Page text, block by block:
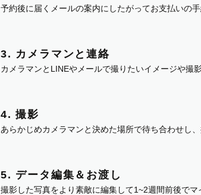
予約後に届くメールの案内にしたがってお支払いの
3. カメラマンと連絡
カメラマンとLINEやメールで撮りたいイメージや撮
4. 撮影
あらかじめカメラマンと決めた場所で待ち合わせし、
5. データ編集＆お渡し
撮影した写真をより素敵に編集して1~2週間前後でマ